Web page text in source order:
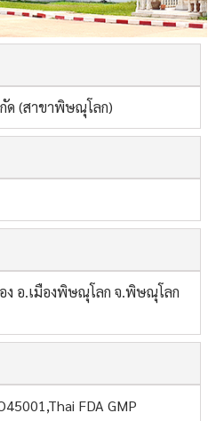
(สาขาพิษณุโลก)
อ.เมืองพิษณุโลก จ.พิษณุโลก
FDA GMP